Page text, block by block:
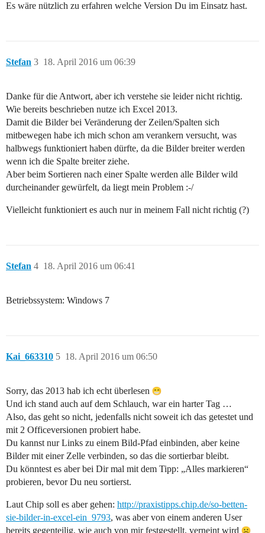
Es wäre nützlich zu erfahren welche Version Du im Einsatz hast.
Stefan 18. April 2016 um 06:39
3
Danke für die Antwort, aber ich verstehe sie leider nicht richtig.
Wie bereits beschrieben nutze ich Excel 2013.
Damit die Bilder bei Veränderung der Zeilen/Spalten sich
mitbewegen habe ich mich schon am verankern versucht, was
halbwegs funktioniert haben dürfte, da die Bilder breiter werden
wenn ich die Spalte breiter ziehe.
Aber beim Sortieren nach einer Spalte werden alle Bilder wild
durcheinander gewürfelt, da liegt mein Problem :-/
Vielleicht funktioniert es auch nur in meinem Fall nicht richtig (?)
Stefan 18. April 2016 um 06:41
4
Betriebssystem: Windows 7
Kai_663310 18. April 2016 um 06:50
5
Sorry, das 2013 hab ich echt überlesen
Und ich stand auch auf dem Schlauch, war ein harter Tag …
Also, das geht so nicht, jedenfalls nicht soweit ich das getestet und
mit 2 Officeversionen probiert habe.
Du kannst nur Links zu einem Bild-Pfad einbinden, aber keine
Bilder mit einer Zelle verbinden, so das die sortierbar bleibt.
Du könntest es aber bei Dir mal mit dem Tipp: „Alles markieren“
probieren, bevor Du neu sortierst.
Laut Chip soll es aber gehen: http://praxistipps.chip.de/so-betten-
sie-bilder-in-excel-ein_9793, was aber von einem anderen User
bereits gegenteilig, wie auch von mir festgestellt, verneint wird